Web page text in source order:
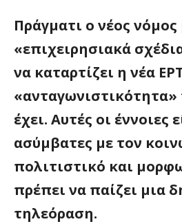
Πράγματι ο νέος νόμος
«επιχειρησιακά
να καταρτίζει η νέα
έχει. Αυτές οι έννοιες
ασύμβατες με τον
πολιτιστικό και
πρέπει να παίζει μια
τηλεόραση.